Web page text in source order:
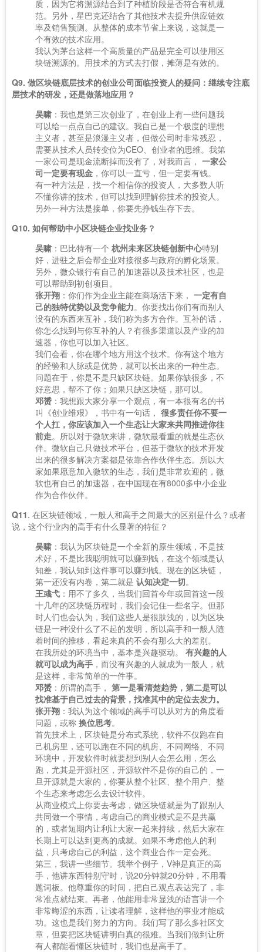
质，因为它将溯源结合到了种植阶段是否符合有机规
范。另外，星巴克还结合了其他技术去提升供应链效
率及销售预测。从整体的成本节省上来说，这就是一
个有效的技术应用。
我认为茅台这样一个高质量的产品是完全可以使用区
块链溯源的。用技术的方式去打假，摊薄是有效的。
Q9. 做区块链底层技术的创业公司面临投资人的疑问：继续专注底
层技术的研发，还是做落地应用？
吴啸：我也是第三次创业了，在创业上有一些问题我
可以给一点点自己的建议。我自己是一个极度的理想
主义者，甚至是浪漫主义者，但做公司时非常残忍，
需要从技术人员转变位为CEO、创业者的思维。我第
一家公司是现金流断掉而没有了，对我而言， 一家公
司一定要有现金，你可以一直亏，但一定要有钱。
有一种方法是，找一个相信你的投资人，大多数人听
不懂你讲的技术，但可以找到理解你技术的投资人。
另外一种方法是接单，你要先挣钱生存下去。
Q10. 如何帮助中小区块链企业找业务？
吴啸：巴比特有一个 杭州未来区块链创新中心特别
好，进驻之后会帮企业对接很多与政府的孵化场景。
另外，微众银行有自己的加速器以及技术社区，也是
可以帮助到初创项目。
张开翔：你们作为企业主能在商场活下来， 一定有自
己的独特优势以及竞争能力。你要找出你们有而别人
没有的东西来互补，我们称为多方合作。互补的话，
你怎么找到与你互补的人？有很多渠道以及产业的加
速器，你也可以加入社区。
我们会看，你在哪个地方用这个技术。你有这个地方
的经验和人脉或是优势，就可以长出来的一种生态。
问题在于，你是不是只缺区块链。如果你缺很多，不
好意思，帮不了你；如果只缺区块链，那可以。
邓赟：我想跟大家分享一个观点，有一本很有名的书
叫《创业维艰》，书中有一句话， 很多责任你不要一
个人扛，你应该加入一个生态让大家来共同推进你往
前走。所以对于微软来讲，微软最看重的就是生态伙
伴。微软自己只做技术平台，但基于微软的技术开发
出来的很多解决方案都是依靠合作伙伴生态。所以大
家如果愿意加入微软的生态，我们是非常欢迎的，微
软也有自己的加速器，在中国现在有8000多中小企业
作为合作伙伴。
Q11. 在区块链领域，一般人和高手之间最大的区别是什么？或者
说，这个行业内的高手有什么显著的特征？
吴啸：我认为区块链是一个全新的原生领域，不是技
术好，不是比我聪明就可以赚到钱，在这个领域是认
知差，我认知到这件事可以赚到钱。现在的区块链，
第一还没有内卷，第二就是 认知决定一切。
王彧弋：用不了多久，当我们回首今年或回首这一段
十几年的区块链历程时，我们会记住一些名字。但那
时人们也会认为，我们这些人是很肤浅的，以为区块
链是一种没什么了不起的发明，所以高手和一般人随
着时间的推移，看起来真的不会有那么大的差别。
在我所处的环境当中，基本是兴趣驱动。 有兴趣的人
就可以成为高手，而没有兴趣的人就成为一般人，就
是这样，非常简单的一件事。
邓赟：所谓的高手， 第一是看清楚趋势，第二是可以
找准基于自己过去的背景，找准其中的定位去发力。
张开翔：我认为这个领域的高手可以从对方的角度看
问题，或称 换位思考。
首先技术上，区块链是分布式系统，软件不仅跑在自
己机房里，还可以跑在不同的机房、不同网络、不同
环境中，开发软件时就要想到别人会怎么用，怎么
跑，尤其是开源社区，开源软件不是你的自己的，一
旦开源就是大家的，你要从整个社区、整个用户、整
个生态来考虑怎么去设计软件。
从商业模式上你要去考虑，做区块链就是为了跟别人
共同做一个事情，考虑自己的商业模式是不是共赢
的，或者短期内让利让大家一起来持续，然后大家在
长期上可以达到更高的成就。如果不考虑他人的利
益，只考虑自己的利益，这个商业合作一定会死。
第三，我讲一些细节。我举个例子，V神是真正的高
手，他讲东西特别守时，说20分钟就20分钟，不用看
题词板。他尊重你的时间，把自己观点表达完了，非
常准点就结束。再者，他能用非常显浅的语言讲一个
非常晦涩的东西，让读者理解，这样他的事业才能成
功。这也是我们努力的方向。我们写了那么多社区文
章，但要把区块链讲明白真的很难。当我们做到让所
有人都能看懂区块链时，我们也是高手了。